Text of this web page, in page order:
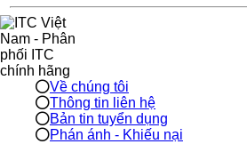
Về chúng tôi
Thông tin liên hệ
Bản tin tuyển dụng
Phán ánh - Khiếu nại